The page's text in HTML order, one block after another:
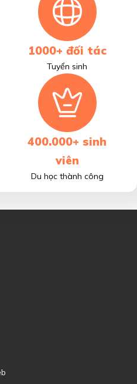
1000+ đối tác
Tuyển sinh
400.000+ sinh
viên
Du học thành công